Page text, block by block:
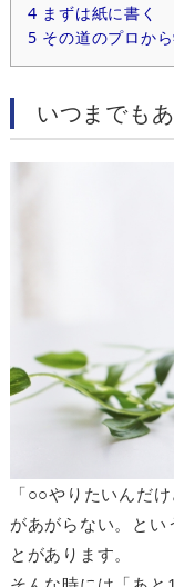
4 まずは紙に書く
5 その道のプロか
いつまでも
「○○やりたいんだ
があがらない。とい
とがあります。